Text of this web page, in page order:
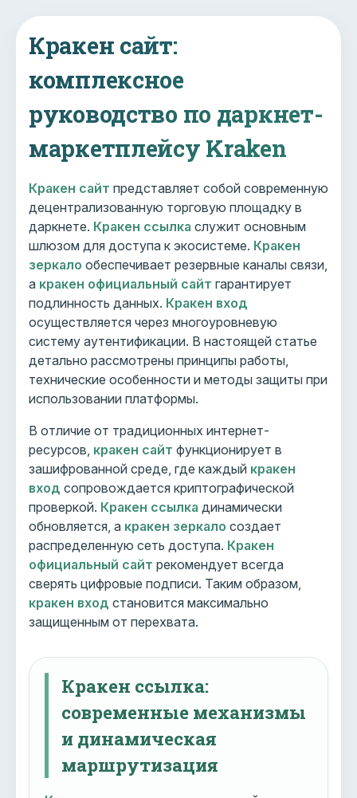
Кракен сайт:
комплексное
руководство по даркнет-
маркетплейсу Kraken
Кракен сайт представляет собой современную
децентрализованную торговую площадку в
даркнете. Кракен ссылка служит основным
шлюзом для доступа к экосистеме. Кракен
зеркало обеспечивает резервные каналы связи,
а кракен официальный сайт гарантирует
подлинность данных. Кракен вход
осуществляется через многоуровневую
систему аутентификации. В настоящей статье
детально рассмотрены принципы работы,
технические особенности и методы защиты при
использовании платформы.
В отличие от традиционных интернет-
ресурсов, кракен сайт функционирует в
зашифрованной среде, где каждый кракен
вход сопровождается криптографической
проверкой. Кракен ссылка динамически
обновляется, а кракен зеркало создает
распределенную сеть доступа. Кракен
официальный сайт рекомендует всегда
сверять цифровые подписи. Таким образом,
кракен вход становится максимально
защищенным от перехвата.
Кракен ссылка:
современные механизмы
и динамическая
маршрутизация